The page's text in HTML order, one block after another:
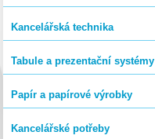
Kancelářská technika
Tabule a prezentační systémy
Papír a papírové výrobky
Kancelářské potřeby